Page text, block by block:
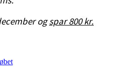
ogspar 800 kr.